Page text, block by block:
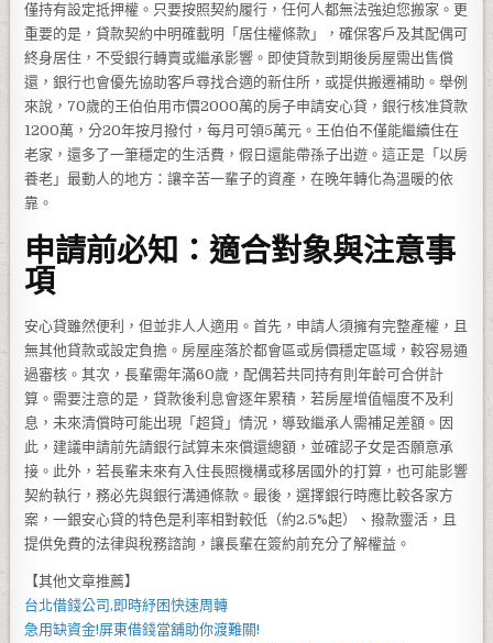
僅持有設定抵押權。只要按照契約履行，任何人都無法強迫您搬家。更
重要的是，貸款契約中明確載明「居住權條款」，確保客戶及其配偶可
終身居住，不受銀行轉賣或繼承影響。即使貸款到期後房屋需出售償
還，銀行也會優先協助客戶尋找合適的新住所，或提供搬遷補助。舉例
來說，70歲的王伯伯用市價2000萬的房子申請安心貸，銀行核准貸款
1200萬，分20年按月撥付，每月可領5萬元。王伯伯不僅能繼續住在
老家，還多了一筆穩定的生活費，假日還能帶孫子出遊。這正是「以房
養老」最動人的地方：讓辛苦一輩子的資產，在晚年轉化為溫暖的依
靠。
申請前必知：適合對象與注意事
項
安心貸雖然便利，但並非人人適用。首先，申請人須擁有完整產權，且
無其他貸款或設定負擔。房屋座落於都會區或房價穩定區域，較容易通
過審核。其次，長輩需年滿60歲，配偶若共同持有則年齡可合併計
算。需要注意的是，貸款後利息會逐年累積，若房屋增值幅度不及利
息，未來清償時可能出現「超貸」情況，導致繼承人需補足差額。因
此，建議申請前先請銀行試算未來償還總額，並確認子女是否願意承
接。此外，若長輩未來有入住長照機構或移居國外的打算，也可能影響
契約執行，務必先與銀行溝通條款。最後，選擇銀行時應比較各家方
案，一銀安心貸的特色是利率相對較低（約2.5%起）、撥款靈活，且
提供免費的法律與稅務諮詢，讓長輩在簽約前充分了解權益。
【其他文章推薦】
台北借錢公司,即時紓困快速周轉
急用缺資金!屏東借錢當舖助你渡難關!